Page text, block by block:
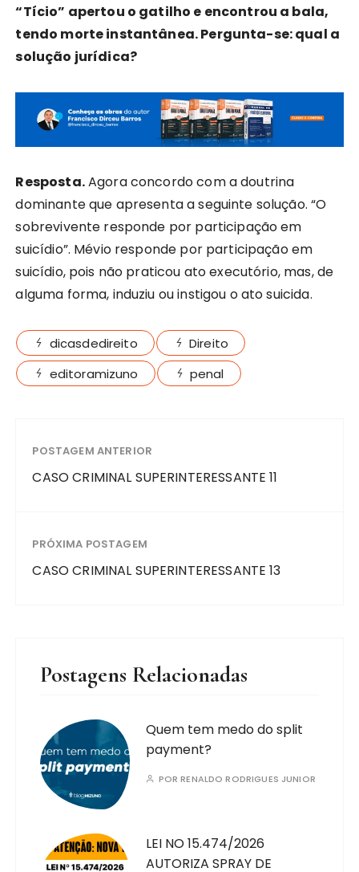
“Tício” apertou o gatilho e encontrou a bala,
tendo morte instantânea. Pergunta-se: qual a
solução jurídica?
Resposta.Agora concordo com a doutrina
dominante que apresenta a seguinte solução. “O
sobrevivente responde por participação em
suicídio”. Mévio responde por participação em
suicídio, pois não praticou ato executório, mas, de
alguma forma, induziu ou instigou o ato suicida.
dicasdedireito
Direito
editoramizuno
penal
POSTAGEM ANTERIOR
CASO CRIMINAL SUPERINTERESSANTE 11
PRÓXIMA POSTAGEM
CASO CRIMINAL SUPERINTERESSANTE 13
Postagens Relacionadas
Quem tem medo do split
payment?
PORRENALDO RODRIGUES JUNIOR
LEI NO 15.474/2026
AUTORIZA SPRAY DE